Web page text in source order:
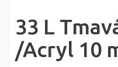
33 L
/Acryl 10